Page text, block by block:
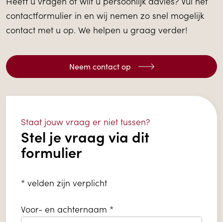
contactformulier in en wij nemen zo snel mogelijk
contact met u op. We helpen u graag verder!
Neem contact op
Staat jouw vraag er niet tussen?
Stel je vraag via dit
formulier
* velden zijn verplicht
Voor- en achternaam *